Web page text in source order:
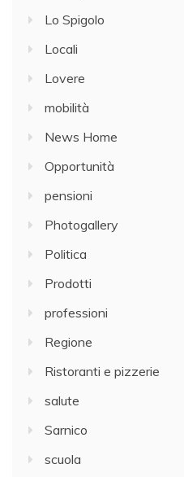
Lo Spigolo
Locali
Lovere
mobilità
News Home
Opportunità
pensioni
Photogallery
Politica
Prodotti
professioni
Regione
Ristoranti e pizzerie
salute
Sarnico
scuola